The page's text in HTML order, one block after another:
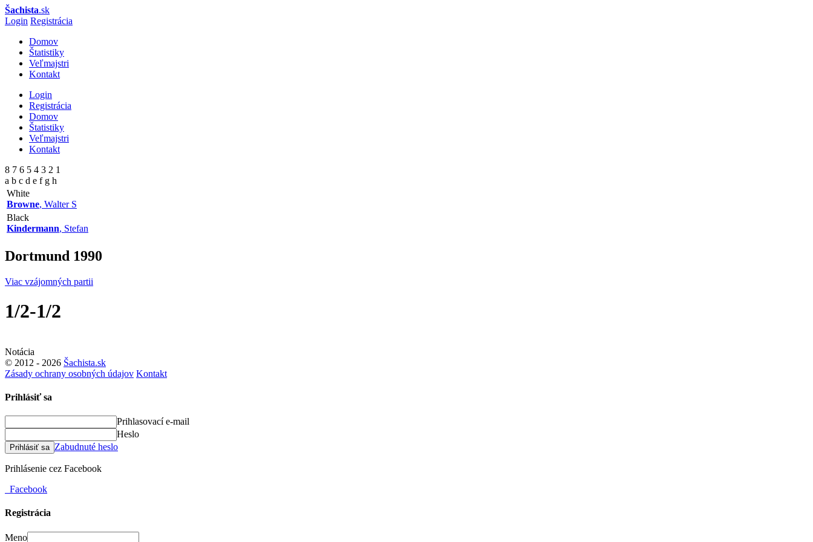
Šachista.sk
Login Registrácia
Domov
Štatistiky
Veľmajstri
Kontakt
Login
Registrácia
Domov
Štatistiky
Veľmajstri
Kontakt
8 7 6 5 4 3 2 1
a b c d e f g h
White
Browne, Walter S
Black
Kindermann, Stefan
Dortmund 1990
Viac vzájomných partii
1/2-1/2
Notácia
© 2012 - 2026 Šachista.sk
Zásady ochrany osobných údajov Kontakt
Prihlásiť sa
Prihlasovací e-mail
Heslo
Prihlásiť sa Zabudnuté heslo
Prihlásenie cez Facebook
Facebook
Registrácia
Meno